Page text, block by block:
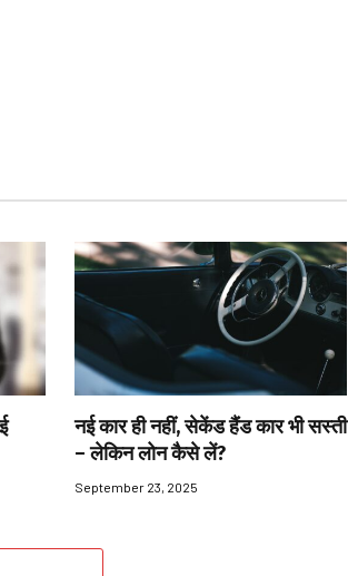
नई कार ही नहीं, सेकेंड हैंड कार भी सस्ती
– लेकिन लोन कैसे लें?
September 23, 2025